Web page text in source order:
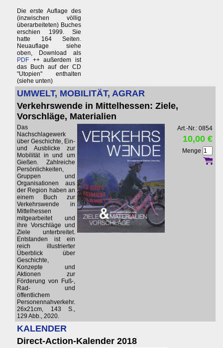
Die erste Auflage des
(inzwischen völlig
überarbeiteten) Buches
erschien 1999. Sie
hatte 164 Seiten.
Neuauflage siehe
oben, Download als
PDF ++ außerdem ist
das Buch auf der CD
"Utopien" enthalten
(siehe unten)
UMWELT, MOBILITÄT, AGRAR
Verkehrswende in Mittelhessen: Ziele,
Vorschläge, Materialien
Das
Nachschlagewerk
über Geschichte, Ein-
und Ausblicke zur
Mobilität in und um
Gießen. Zahlreiche
Persönlichkeiten,
Gruppen und
Organisationen aus
der Region haben an
einem Buch zur
Verkehrswende in
Mittelhessen
mitgearbeitet und
ihre Vorschläge und
Ziele unterbreitet.
Entstanden ist ein
reich illustrierter
Überblick über
Geschichte,
Konzepte und
Aktionen zur
Förderung von Fuß-,
Rad- und
öffentlichem
Personennahverkehr.
26x21cm, 143 S.,
129 Abb., 2020.
Art.-Nr.: 0854
10,00 €
Menge
KALENDER
Direct-Action-Kalender 2018